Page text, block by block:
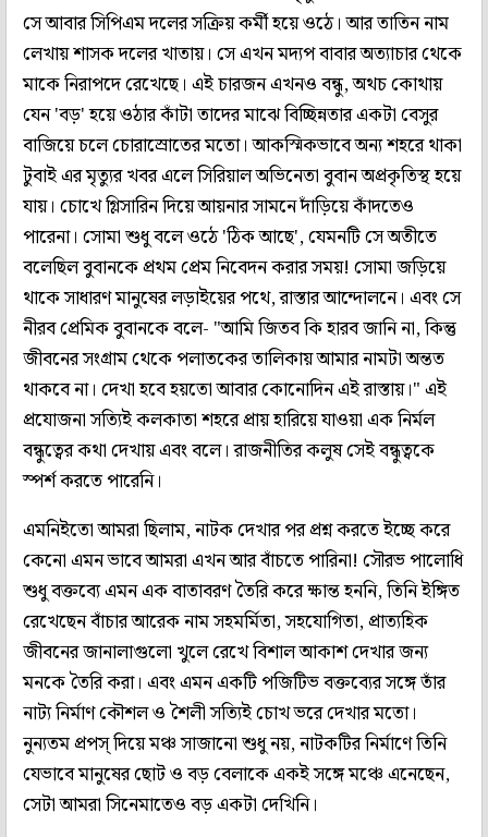
সে আবার সিপিএম দলের সক্রিয় কর্মী হয়ে ওঠে। আর তাতিন নাম
লেখায় শাসক দলের খাতায়। সে এখন মদ্যপ বাবার অত্যাচার থেকে
মাকে নিরাপদে রেখেছে। এই চারজন এখনও বন্ধু, অথচ কোথায়
যেন 'বড়' হয়ে ওঠার কাঁটা তাদের মাঝে বিচ্ছিন্নতার একটা বেসুর
বাজিয়ে চলে চোরাস্রোতের মতো। আকস্মিকভাবে অন্য শহরে থাকা
টুবাই এর মৃত্যুর খবর এলে সিরিয়াল অভিনেতা বুবান অপ্রকৃতিস্থ হয়ে
যায়। চোখে গ্লিসারিন দিয়ে আয়নার সামনে দাঁড়িয়ে কাঁদতেও
পারেনা। সোমা শুধু বলে ওঠে 'ঠিক আছে', যেমনটি সে অতীতে
বলেছিল বুবানকে প্রথম প্রেম নিবেদন করার সময়! সোমা জড়িয়ে
থাকে সাধারণ মানুষের লড়াইয়ের পথে, রাস্তার আন্দোলনে। এবং সে
নীরব প্রেমিক বুবানকে বলে- "আমি জিতব কি হারব জানি না, কিন্তু
জীবনের সংগ্রাম থেকে পলাতকের তালিকায় আমার নামটা অন্তত
থাকবে না। দেখা হবে হয়তো আবার কোনোদিন এই রাস্তায়।" এই
প্রযোজনা সত্যিই কলকাতা শহরে প্রায় হারিয়ে যাওয়া এক নির্মল
বন্ধুত্বের কথা দেখায় এবং বলে। রাজনীতির কলুষ সেই বন্ধুত্বকে
স্পর্শ করতে পারেনি।
এমনিইতো আমরা ছিলাম, নাটক দেখার পর প্রশ্ন করতে ইচ্ছে করে
কেনো এমন ভাবে আমরা এখন আর বাঁচতে পারিনা! সৌরভ পালোধি
শুধু বক্তব্যে এমন এক বাতাবরণ তৈরি করে ক্ষান্ত হননি, তিনি ইঙ্গিত
রেখেছেন বাঁচার আরেক নাম সহমর্মিতা, সহযোগিতা, প্রাত্যহিক
জীবনের জানালাগুলো খুলে রেখে বিশাল আকাশ দেখার জন্য
মনকে তৈরি করা। এবং এমন একটি পজিটিভ বক্তব্যের সঙ্গে তাঁর
নাট্য নির্মাণ কৌশল ও শৈলী সত্যিই চোখ ভরে দেখার মতো।
নুন্যতম প্রপস্ দিয়ে মঞ্চ সাজানো শুধু নয়, নাটকটির নির্মাণে তিনি
যেভাবে মানুষের ছোট ও বড় বেলাকে একই সঙ্গে মঞ্চে এনেছেন,
সেটা আমরা সিনেমাতেও বড় একটা দেখিনি।